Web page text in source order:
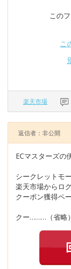
この
こ
楽天市場
返信者：非公開
ECマスターズの
シークレットモ
楽天市場からロ
クーポン獲得ペ
クー………（省